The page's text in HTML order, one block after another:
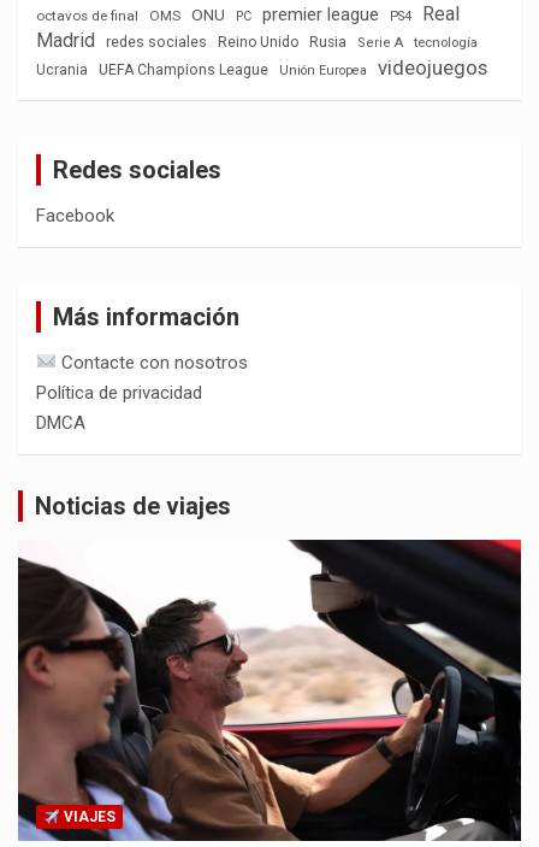
octavos de final OMS ONU PC premier league PS4
Real
Madrid
redes sociales Reino Unido Rusia Serie A
tecnología
Ucrania
UEFA Champions League Unión Europea videojuegos
Redes sociales
Facebook
Más información
Contacte con nosotros
Política de privacidad
DMCA
Noticias de viajes
VIAJES